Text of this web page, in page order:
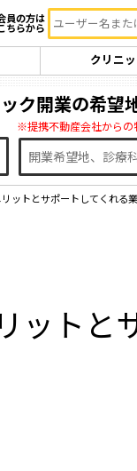
員の方は
ちらから
クリニ
ク開業の希望
※提携不動産会社からの
ットとサポートしてくれる
ットと